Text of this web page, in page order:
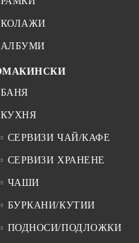
КОЛАЖИ
АЛБУМИ
БАНЯ
КУХНЯ
СЕРВИЗИ ЧАЙ/КАФЕ
СЕРВИЗИ ХРАНЕНЕ
ЧАШИ
БУРКАНИ/КУТИИ
ПОДНОСИ/ПОДЛОЖКИ